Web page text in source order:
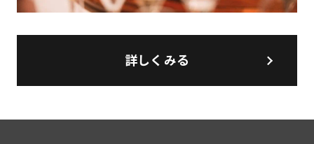
詳しくみる